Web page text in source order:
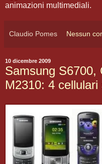
animazioni multimediali.
Claudio Pomes Nessun
10 dicembre 2009
Samsung S6700,
M2310: 4